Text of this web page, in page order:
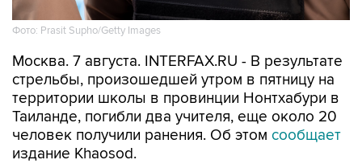
Фото: Prasit Supho/Getty Images
Москва. 7 августа. INTERFAX.RU - В результате
стрельбы, произошедшей утром в пятницу на
территории школы в провинции Нонтхабури в
Таиланде, погибли два учителя, еще около 20
человек получили ранения. Об этом сообщает
издание Khaosod.